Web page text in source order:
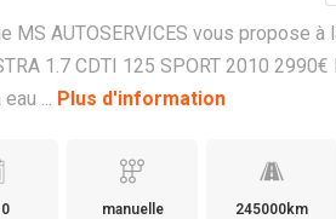
MS AUTOSERVICES vous propose
1.7 CDTI 125 SPORT 2010
... Plus d'information
manuelle 245000km